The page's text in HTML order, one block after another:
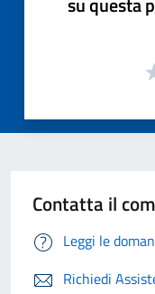
Contatta il
Leggi le
Richiedi